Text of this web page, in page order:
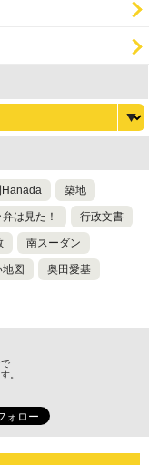
Hanada 築地
は見た！ 行政文書
南スーダン
図 奥田愛基
。